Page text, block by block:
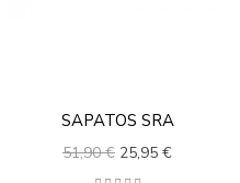
SAPATOS SRA
51,90 € 25,95 €